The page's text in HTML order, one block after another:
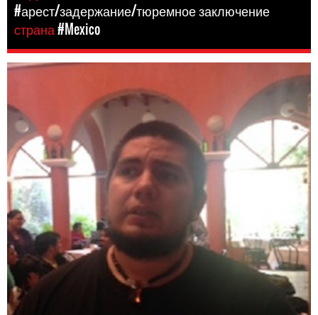
#арест/задержание/тюремное заключение
страна#Mexico